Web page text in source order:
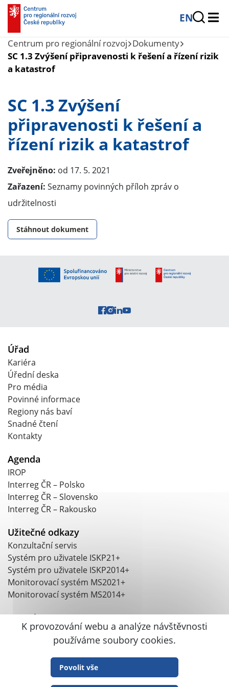
EN
Centrum pro regionální rozvoj Dokumenty
SC 1.3 Zvýšení připravenosti k řešení a řízení rizik
a katastrof
SC 1.3 Zvýšení
připravenosti k řešení a
řízení rizik a katastrof
Zveřejněno: od 17. 5. 2021
Zařazení: Seznamy povinných příloh zpráv o
udržitelnosti
Stáhnout dokument
Úřad
Kariéra
Úřední deska
Pro média
Povinné informace
Regiony nás baví
Snadné čtení
Kontakty
Agenda
IROP
Interreg ČR – Polsko
Interreg ČR – Slovensko
Interreg ČR – Rakousko
Užitečné odkazy
Konzultační servis
Systém pro uživatele ISKP21+
Systém pro uživatele ISKP2014+
Monitorovací systém MS2021+
Monitorovací systém MS2014+
Kontakt
Argentinská 1610/4, 170 00 Praha 7-Holešovice
+420 703 186 831
crr@crr.gov.cz
Datová schránka: mt6427q
IČ: 04095316
K provozování webu a analýze návštěvnosti
používáme soubory cookies.
Povolit vše